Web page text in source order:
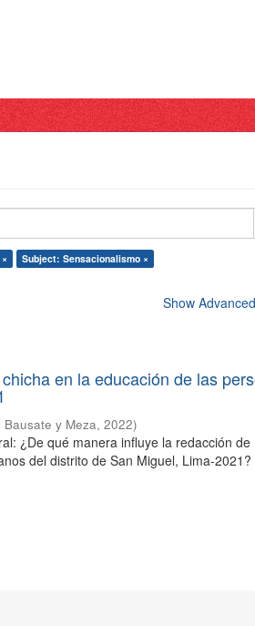
Subject: Sensacionalismo ×
Show
en la educación de las
Bausate y Meza,2022)
¿De qué manera influye la redacción de
del distrito de San Miguel, Lima-2021?